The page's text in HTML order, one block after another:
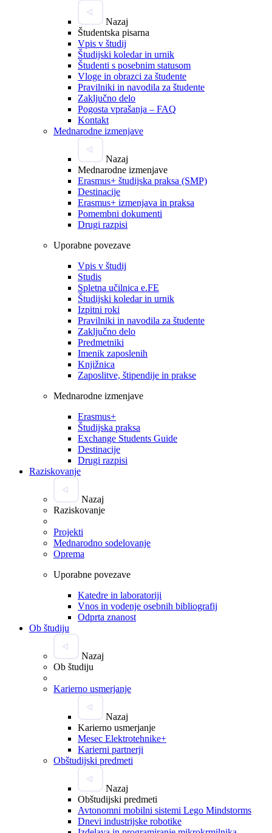
Nazaj
Študentska pisarna
Vpis v študij
Študijski koledar in urnik
Študenti s posebnim statusom
Vloge in obrazci za študente
Pravilniki in navodila za študente
Zaključno delo
Pogosta vprašanja – FAQ
Kontakt
Mednarodne izmenjave
Nazaj
Mednarodne izmenjave
Erasmus+ študijska praksa (SMP)
Destinacije
Erasmus+ izmenjava in praksa
Pomembni dokumenti
Drugi razpisi
Uporabne povezave
Vpis v študij
Studis
Spletna učilnica e.FE
Študijski koledar in urnik
Izpitni roki
Pravilniki in navodila za študente
Zaključno delo
Predmetniki
Imenik zaposlenih
Knjižnica
Zaposlitve, štipendije in prakse
Mednarodne izmenjave
Erasmus+
Študijska praksa
Exchange Students Guide
Destinacije
Drugi razpisi
Raziskovanje
Nazaj
Raziskovanje
Projekti
Mednarodno sodelovanje
Oprema
Uporabne povezave
Katedre in laboratoriji
Vnos in vodenje osebnih bibliografij
Odprta znanost
Ob študiju
Nazaj
Ob študiju
Karierno usmerjanje
Nazaj
Karierno usmerjanje
Mesec Elektrotehnike+
Karierni partnerji
Obštudijski predmeti
Nazaj
Obštudijski predmeti
Avtonomni mobilni sistemi Lego Mindstorms
Dnevi industrijske robotike